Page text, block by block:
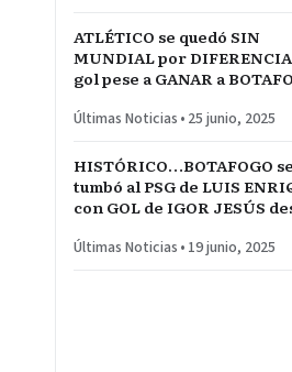
ATLÉTICO se quedó SIN
MUNDIAL por
gol pese a GANAR a
Últimas Noticias • 25 junio, 2025
HISTÓRICO…BOTAFOGO se
tumbó al PSG de LUIS
con GOL de IGOR JESÚS
Últimas Noticias • 19 junio, 2025